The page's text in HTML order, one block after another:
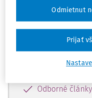
Odomknite
obsahu a
zdarma,
Vďaka
Odborné
Odmietnut
Prijať